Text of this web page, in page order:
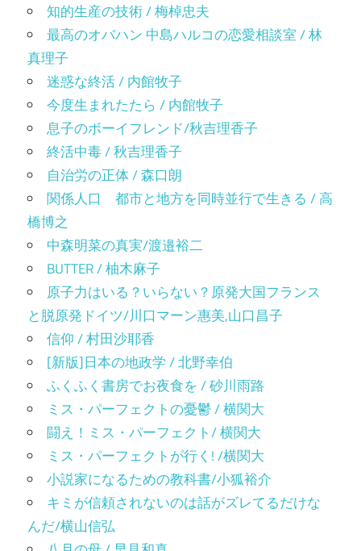
知的生産の技術 / 梅棹忠夫
最高のオバハン 中島ハルコの恋愛相談室 / 林
真理子
迷惑な終活 / 内館牧子
今度生まれたたら / 内館牧子
息子のボーイフレンド/秋吉理香子
終活中毒 / 秋吉理香子
自治労の正体 / 森口朗
関係人口 都市と地方を同時並行で生きる / 高
橋博之
中森明菜の真実/渡邉裕二
BUTTER / 柚木麻子
原子力はいる？いらない？原発大国フランス
と脱原発ドイツ/川口マーン惠美,山口昌子
信仰 / 村田沙耶香
[新版]日本の地政学 / 北野幸伯
ふくふく書房でお夜食を / 砂川雨路
ミス・パーフェクトの憂鬱 / 横関大
闘え！ミス・パーフェクト/ 横関大
ミス・パーフェクトが行く! /横関大
小説家になるための教科書/小狐裕介
キミが信頼されないのは話がズレてるだけな
んだ/横山信弘